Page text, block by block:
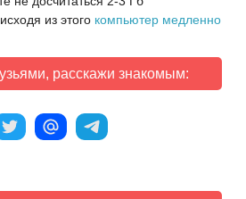
из этого компьютер медленно
расскажи знакомым: